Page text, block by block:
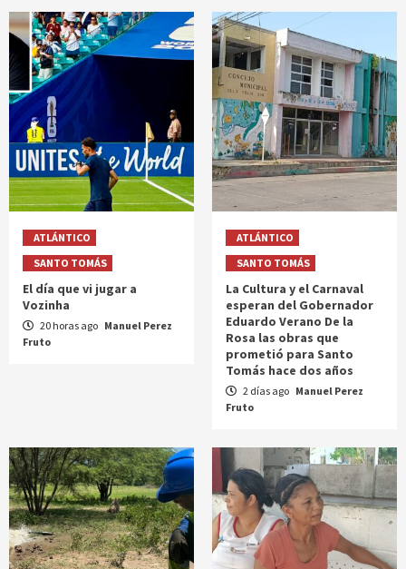
ATLÁNTICO
SANTO TOMÁS
El día que vi jugar a
Vozinha
20 horas ago Manuel Perez
Fruto
ATLÁNTICO
SANTO TOMÁS
La Cultura y el Carnaval
esperan del Gobernador
Eduardo Verano De la
Rosa las obras que
prometió para Santo
Tomás hace dos años
2 días ago Manuel Perez
Fruto